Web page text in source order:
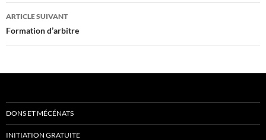
articles
ARTICLE SUIVANT
Formation d’arbitre
DONS ET MÉCÉNATS
INITIATION GRATUITE